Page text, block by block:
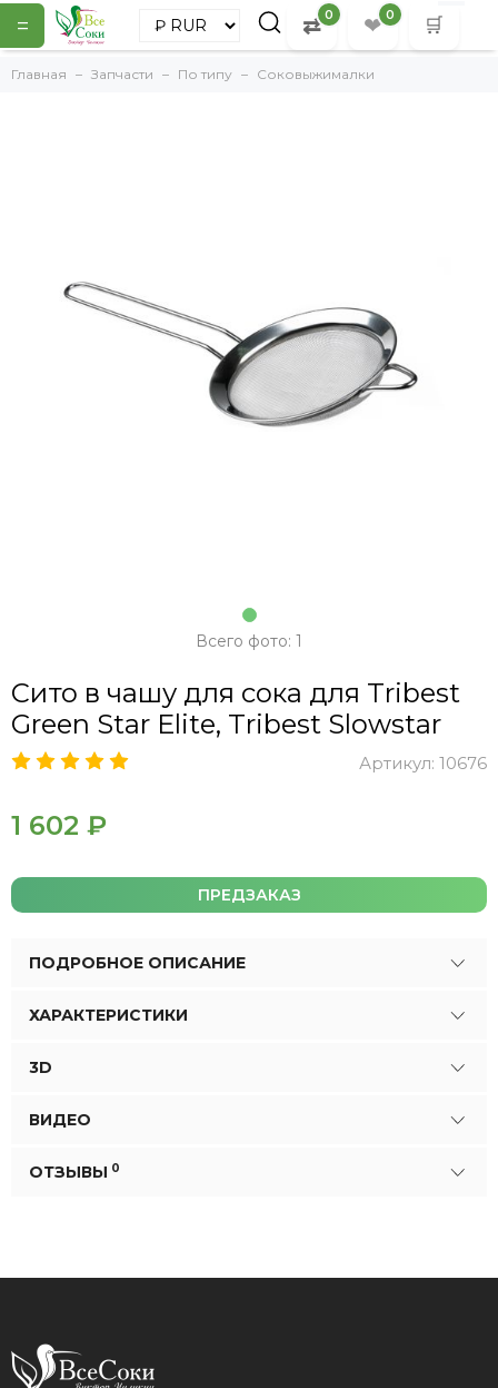
= ⇄ 0 ❤ 0 🛒
Главная Запчасти По типу Соковыжималки
Всего фото: 1
Сито в чашу для сока для Tribest
Green Star Elite, Tribest Slowstar
Артикул: 10676
1 602 ₽
ПРЕДЗАКАЗ
ПОДРОБНОЕ ОПИСАНИЕ
ХАРАКТЕРИСТИКИ
3D
ВИДЕО
ОТЗЫВЫ 0